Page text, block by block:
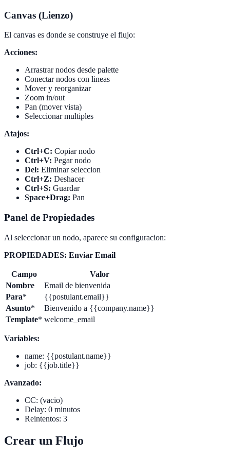
Canvas (Lienzo)
El canvas es donde se construye el flujo:
Acciones:
Arrastrar nodos desde palette
Conectar nodos con lineas
Mover y reorganizar
Zoom in/out
Pan (mover vista)
Seleccionar multiples
Atajos:
Ctrl+C: Copiar nodo
Ctrl+V: Pegar nodo
Del: Eliminar seleccion
Ctrl+Z: Deshacer
Ctrl+S: Guardar
Space+Drag: Pan
Panel de Propiedades
Al seleccionar un nodo, aparece su configuracion:
PROPIEDADES: Enviar Email
Campo
Valor
Nombre
Email de bienvenida
Para*
{{postulant.email}}
Asunto*
Bienvenido a {{company.name}}
Template* welcome_email
Variables:
name: {{postulant.name}}
job: {{job.title}}
Avanzado:
CC: (vacio)
Delay: 0 minutos
Reintentos: 3
Crear un Flujo